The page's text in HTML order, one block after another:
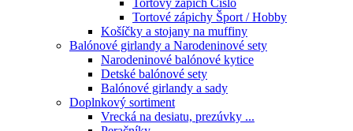
Tortové zápichy Šport / Hobby
Košíčky a stojany na muffiny
Balónové girlandy a Narodeninové sety
Narodeninové balónové kytice
Detské balónové sety
Balónové girlandy a sady
Doplnkový sortiment
Vrecká na desiatu, prezúvky ...